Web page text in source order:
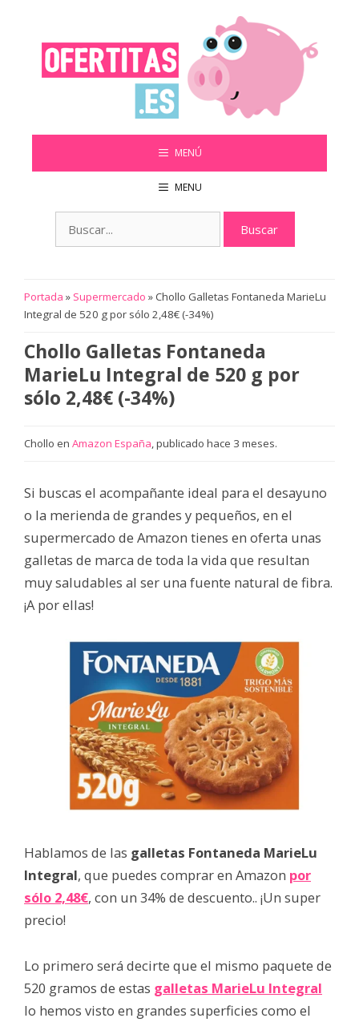
contenido
MENÚ
MENU
Portada » Supermercado » Chollo Galletas Fontaneda MarieLu
Integral de 520 g por sólo 2,48€ (-34%)
Chollo Galletas Fontaneda
MarieLu Integral de 520 g por
sólo 2,48€ (-34%)
Chollo en Amazon España, publicado hace 3 meses.
Si buscas el acompañante ideal para el desayuno
o la merienda de grandes y pequeños, en el
supermercado de Amazon tienes en oferta unas
galletas de marca de toda la vida que resultan
muy saludables al ser una fuente natural de fibra.
¡A por ellas!
Hablamos de las galletas Fontaneda MarieLu
Integral, que puedes comprar en Amazon por
sólo 2,48€, con un 34% de descuento.. ¡Un super
precio!
Lo primero será decirte que el mismo paquete de
520 gramos de estas galletas MarieLu Integral
lo hemos visto en grandes superficies como el